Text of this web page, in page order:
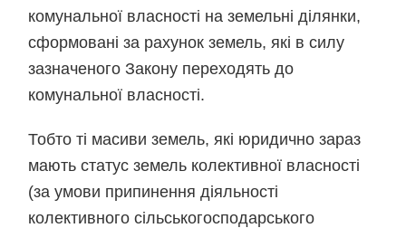
комунальної власності на земельні ділянки,
сформовані за рахунок земель, які в силу
зазначеного Закону переходять до
комунальної власності.
Тобто ті масиви земель, які юридично зараз
мають статус земель колективної власності
(за умови припинення діяльності
колективного сільськогосподарського